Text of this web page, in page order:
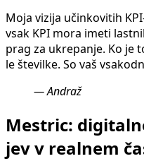
Moja vizija učinkovitih
vsak KPI mora imeti
prag za ukrepanje. Ko je
le številke. So vaš
— Andraž
Mestric:
jev v realnem